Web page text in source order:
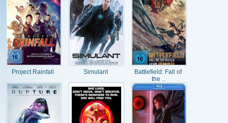
Project Rainfall Simulant
Battlefield: Fall of
the ..